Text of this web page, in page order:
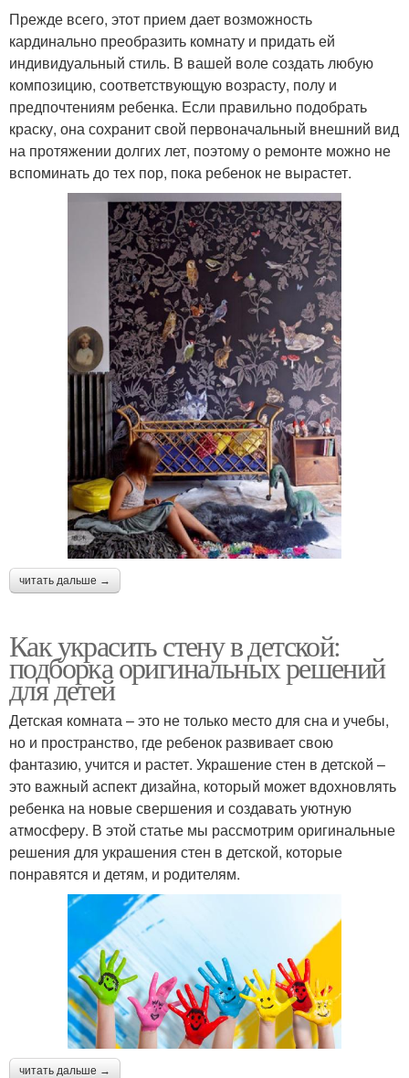
Прежде всего, этот прием дает возможность
кардинально преобразить комнату и придать ей
индивидуальный стиль. В вашей воле создать любую
композицию, соответствующую возрасту, полу и
предпочтениям ребенка. Если правильно подобрать
краску, она сохранит свой первоначальный внешний вид
на протяжении долгих лет, поэтому о ремонте можно не
вспоминать до тех пор, пока ребенок не вырастет.
читать дальше →
Как украсить стену в детской:
подборка оригинальных решений
для детей
Детская комната – это не только место для сна и учебы,
но и пространство, где ребенок развивает свою
фантазию, учится и растет. Украшение стен в детской –
это важный аспект дизайна, который может вдохновлять
ребенка на новые свершения и создавать уютную
атмосферу. В этой статье мы рассмотрим оригинальные
решения для украшения стен в детской, которые
понравятся и детям, и родителям.
читать дальше →